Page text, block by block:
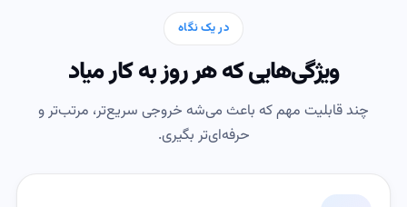
در یک نگاه
ویژگی‌هایی که هر روز به کار میاد
چند قابلیت مهم که باعث می‌شه خروجی سریع‌تر، مرتب‌تر و
حرفه‌ای‌تر بگیری.